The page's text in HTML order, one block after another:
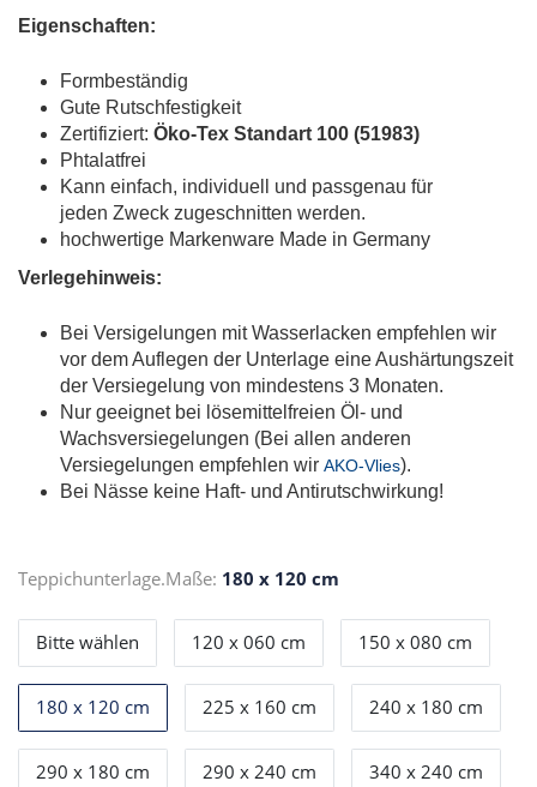
Eigenschaften:
Formbeständig
Gute Rutschfestigkeit
Zertifiziert: Öko-Tex Standart 100 (51983)
Phtalatfrei
Kann einfach, individuell und passgenau für
jeden Zweck zugeschnitten werden.
hochwertige Markenware Made in Germany
Verlegehinweis:
Bei Versigelungen mit Wasserlacken empfehlen wir
vor dem Auflegen der Unterlage eine Aushärtungszeit
der Versiegelung von mindestens 3 Monaten.
Nur geeignet bei lösemittelfreien Öl- und
Wachsversiegelungen (Bei allen anderen
Versiegelungen empfehlen wir AKO-Vlies).
Bei Nässe keine Haft- und Antirutschwirkung!
Teppichunterlage.Maße: 180 x 120 cm
Bitte wählen 120 x 060 cm 150 x 080 cm
180 x 120 cm 225 x 160 cm 240 x 180 cm
290 x 180 cm 290 x 240 cm 340 x 240 cm